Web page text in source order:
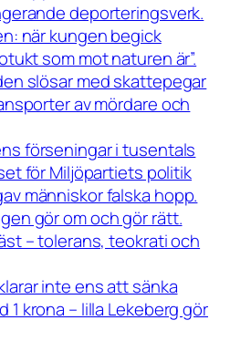
deporteringsverk.
när kungen begick
som mot naturen är”.
slösar med skattepegar
av mördare och
förseningar i tusentals
för Miljöpartiets politik
människor falska hopp.
gör om och gör rätt.
– tolerans, teokrati och
inte ens att sänka
1 krona – lilla Lekeberg gör